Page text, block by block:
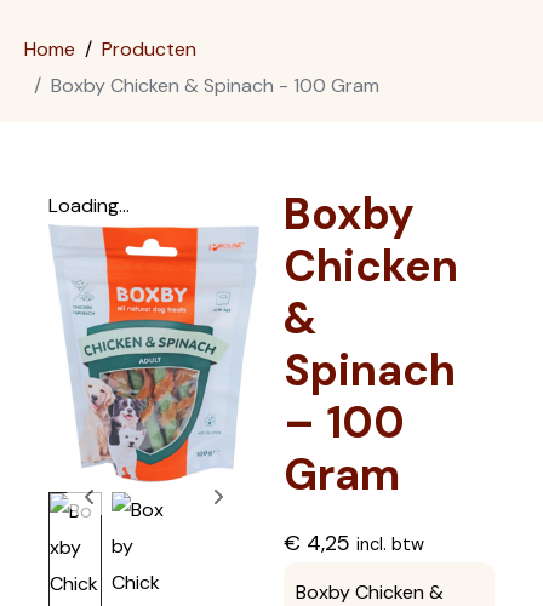
Home
Producten
Boxby Chicken & Spinach - 100 Gram
Loading...
Boxby
Chicken
&
Spinach
– 100
Gram
€ 4,25 incl. btw
Boxby Chicken &